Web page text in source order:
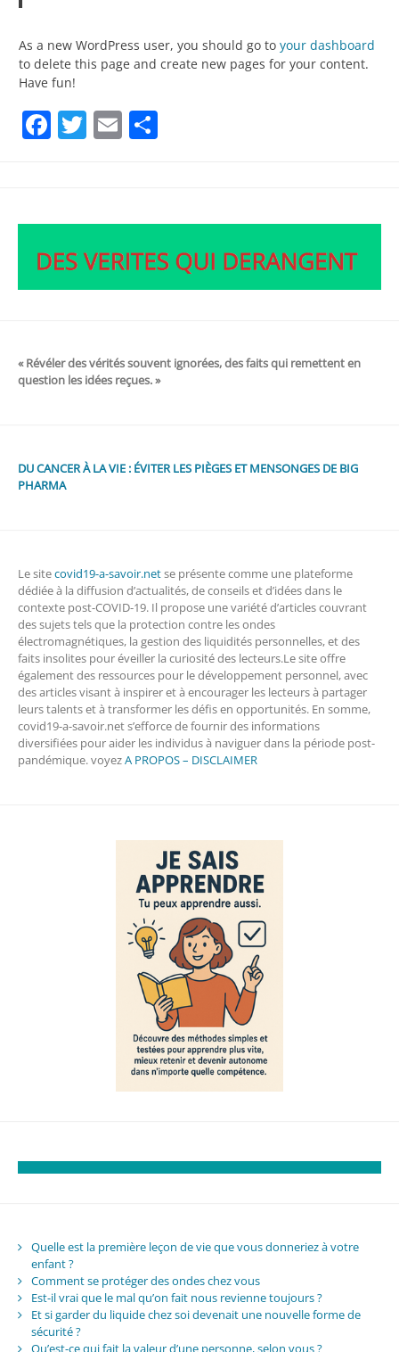
As a new WordPress user, you should go to your dashboard
to delete this page and create new pages for your content.
Have fun!
Facebook
Twitter
Email
« Révéler des vérités souvent ignorées, des faits qui remettent en
question les idées reçues. »
DU CANCER À LA VIE : ÉVITER LES PIÈGES ET MENSONGES DE BIG
PHARMA
Le sitecovid19-a-savoir.netse présente comme une plateforme
dédiée à la diffusion d’actualités, de conseils et d’idées dans le
contexte post-COVID-19. Il propose une variété d’articles couvrant
des sujets tels que la protection contre les ondes
électromagnétiques, la gestion des liquidités personnelles, et des
faits insolites pour éveiller la curiosité des lecteurs.Le site offre
également des ressources pour le développement personnel, avec
des articles visant à inspirer et à encourager les lecteurs à partager
leurs talents et à transformer les défis en opportunités. En somme,
covid19-a-savoir.net s’efforce de fournir des informations
diversifiées pour aider les individus à naviguer dans la période post-
pandémique. voyezA PROPOS – DISCLAIMER
Quelle est la première leçon de vie que vous donneriez à votre
enfant ?
Comment se protéger des ondes chez vous
Est-il vrai que le mal qu’on fait nous revienne toujours ?
Et si garder du liquide chez soi devenait une nouvelle forme de
sécurité ?
Qu’est-ce qui fait la valeur d’une personne, selon vous ?